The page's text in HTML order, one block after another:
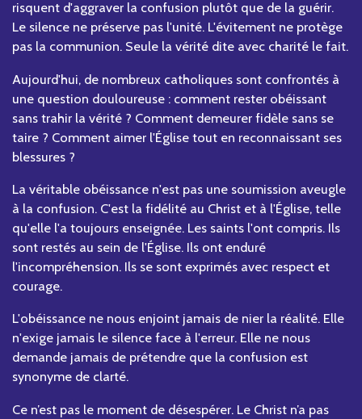
risquent d'aggraver la confusion plutôt que de la guérir.
Le silence ne préserve pas l'unité. L'évitement ne protège
pas la communion. Seule la vérité dite avec charité le fait.
Aujourd'hui, de nombreux catholiques sont confrontés à
une question douloureuse : comment rester obéissant
sans trahir la vérité ? Comment demeurer fidèle sans se
taire ? Comment aimer l'Église tout en reconnaissant ses
blessures ?
La véritable obéissance n'est pas une soumission aveugle
à la confusion. C'est la fidélité au Christ et à l'Église, telle
qu'elle l'a toujours enseignée. Les saints l'ont compris. Ils
sont restés au sein de l'Église. Ils ont enduré
l'incompréhension. Ils se sont exprimés avec respect et
courage.
L'obéissance ne nous enjoint jamais de nier la réalité. Elle
n'exige jamais le silence face à l'erreur. Elle ne nous
demande jamais de prétendre que la confusion est
synonyme de clarté.
Ce n’est pas le moment de désespérer. Le Christ n’a pas